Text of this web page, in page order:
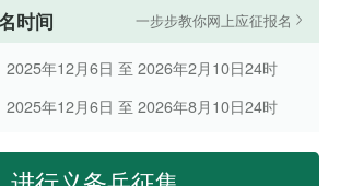
时间 一步步教你网上应征报名
2025年12月6日 至 2026年2月10日24时
2025年12月6日 至 2026年8月10日24时